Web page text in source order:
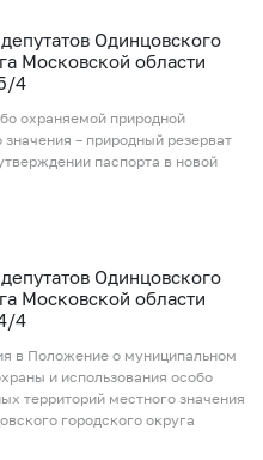
Одинцовского
Московской области
4
охраняемой природной
значения – природный резерват
паспорта в новой
Одинцовского
Московской области
4
в Положение о муниципальном
и использования особо
территорий местного значения
городского округа